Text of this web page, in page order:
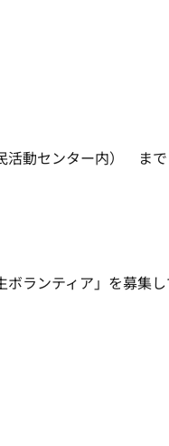
活動センター内） まで
ランティア」を募集し